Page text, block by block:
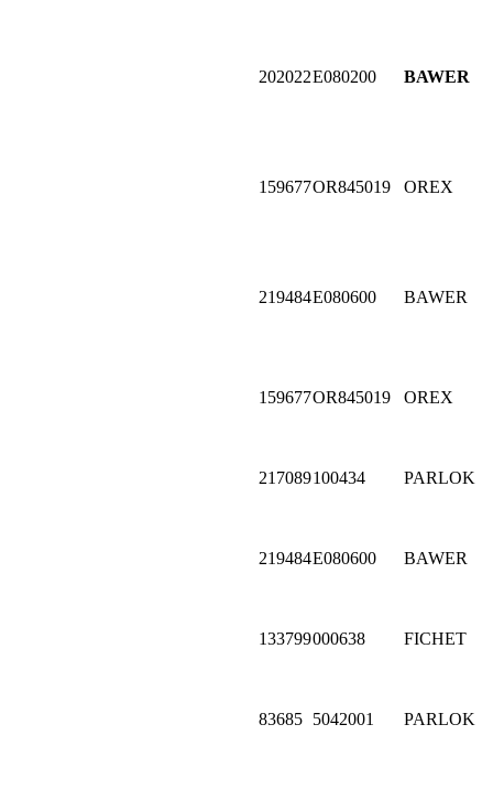
202022E080200 BAWER
159677OR845019 OREX
219484E080600 BAWER
159677OR845019 OREX
217089100434 PARLOK
219484E080600 BAWER
133799000638 FICHET
83685 5042001 PARLOK